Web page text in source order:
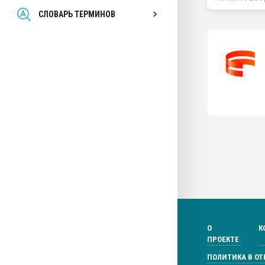
СЛОВАРЬ ТЕРМИНОВ
Всё, что касается
ПЕРЕЙТИ НА
О
ПРОЕКТЕ
ПОЛИТИКА В